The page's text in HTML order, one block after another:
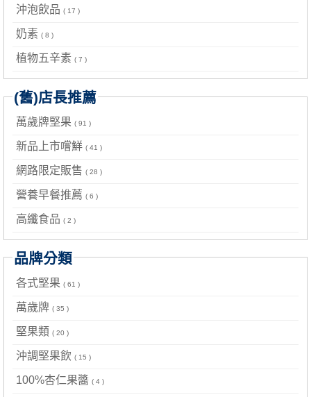
沖泡飲品 ( 17 )
奶素 ( 8 )
植物五辛素 ( 7 )
(舊)店長推薦
萬歲牌堅果 ( 91 )
新品上市嚐鮮 ( 41 )
網路限定販售 ( 28 )
營養早餐推薦 ( 6 )
高纖食品 ( 2 )
品牌分類
各式堅果 ( 61 )
萬歲牌 ( 35 )
堅果類 ( 20 )
沖調堅果飲 ( 15 )
100%杏仁果醬 ( 4 )